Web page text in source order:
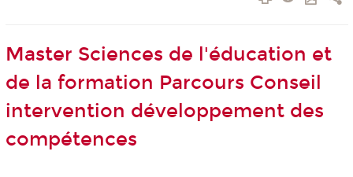
Master Sciences de l'éducation et
de la formation Parcours Conseil
intervention développement des
compétences